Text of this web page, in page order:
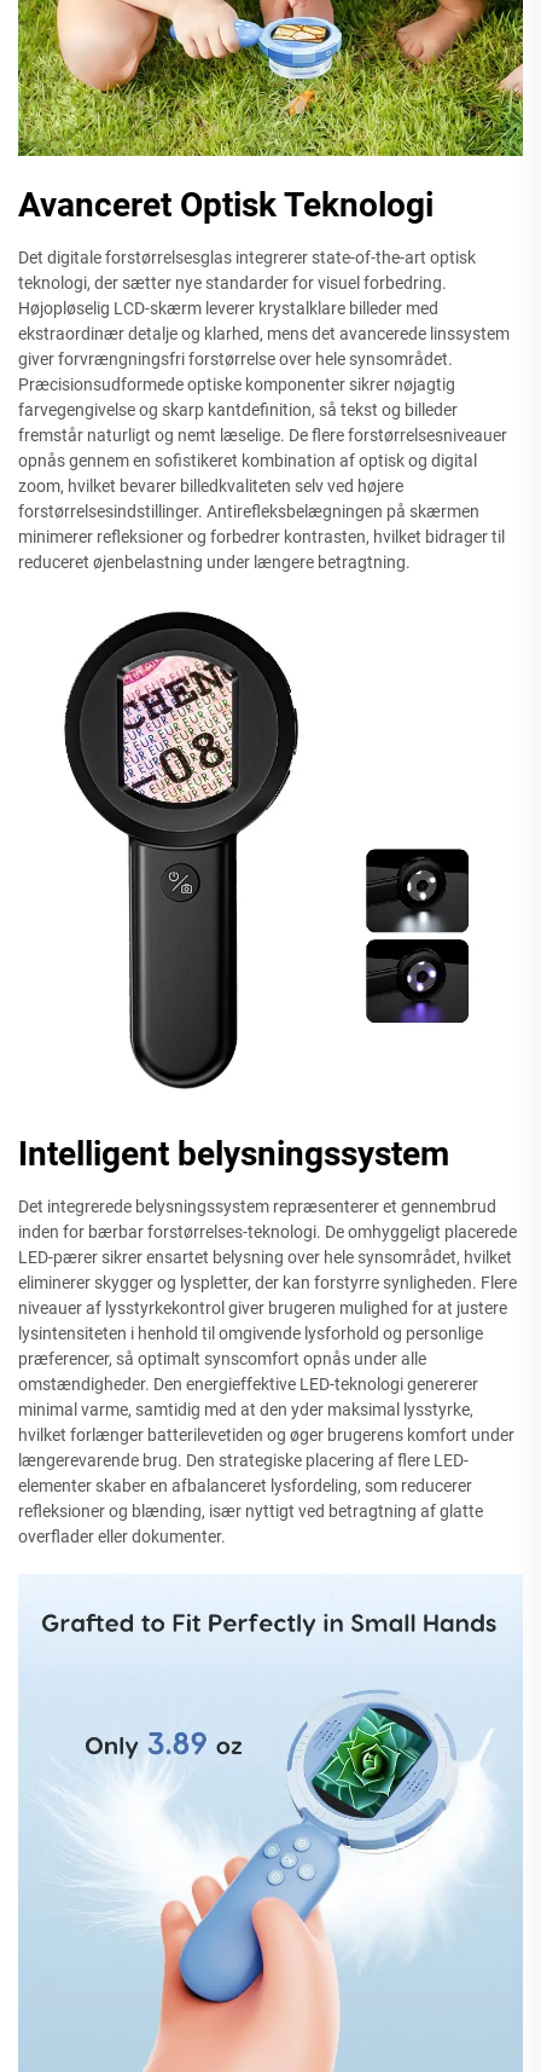
Avanceret Optisk Teknologi
Det digitale forstørrelsesglas integrerer state-of-the-art optisk
teknologi, der sætter nye standarder for visuel forbedring.
Højopløselig LCD-skærm leverer krystalklare billeder med
ekstraordinær detalje og klarhed, mens det avancerede linssystem
giver forvrængningsfri forstørrelse over hele synsområdet.
Præcisionsudformede optiske komponenter sikrer nøjagtig
farvegengivelse og skarp kantdefinition, så tekst og billeder
fremstår naturligt og nemt læselige. De flere forstørrelsesniveauer
opnås gennem en sofistikeret kombination af optisk og digital
zoom, hvilket bevarer billedkvaliteten selv ved højere
forstørrelsesindstillinger. Antirefleksbelægningen på skærmen
minimerer refleksioner og forbedrer kontrasten, hvilket bidrager til
reduceret øjenbelastning under længere betragtning.
Intelligent belysningssystem
Det integrerede belysningssystem repræsenterer et gennembrud
inden for bærbar forstørrelses-teknologi. De omhyggeligt placerede
LED-pærer sikrer ensartet belysning over hele synsområdet, hvilket
eliminerer skygger og lyspletter, der kan forstyrre synligheden. Flere
niveauer af lysstyrkekontrol giver brugeren mulighed for at justere
lysintensiteten i henhold til omgivende lysforhold og personlige
præferencer, så optimalt synscomfort opnås under alle
omstændigheder. Den energieffektive LED-teknologi genererer
minimal varme, samtidig med at den yder maksimal lysstyrke,
hvilket forlænger batterilevetiden og øger brugerens komfort under
længerevarende brug. Den strategiske placering af flere LED-
elementer skaber en afbalanceret lysfordeling, som reducerer
refleksioner og blænding, især nyttigt ved betragtning af glatte
overflader eller dokumenter.